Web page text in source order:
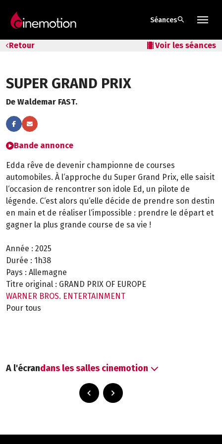
Séancessearch
Retour local_movies Voir les séances
SUPER GRAND PRIX
De Waldemar FAST.
Bande annonce
Edda rêve de devenir championne de courses
automobiles. À l‘approche du Super Grand Prix, elle saisit
l‘occasion de rencontrer son idole Ed, un pilote de
légende. C‘est alors qu‘elle décide de prendre son destin
en main et de réaliser l‘impossible : prendre le départ et
gagner la plus grande course de sa vie !
Année : 2025
Durée : 1h38
Pays : Allemagne
Titre original : GRAND PRIX OF EUROPE
WARNER BROS. ENTERTAINMENT
Pour tous
A l'écrandans les salles cinemotion
Bons cadeaux